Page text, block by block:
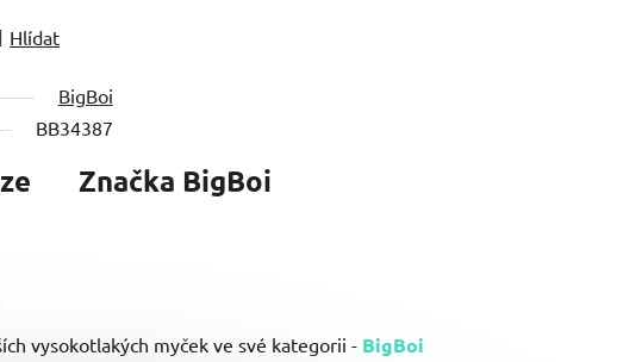
Hlídat
BigBoi
BB34387
Značka BigBoi
vysokotlakých myček ve své kategorii - BigBoi